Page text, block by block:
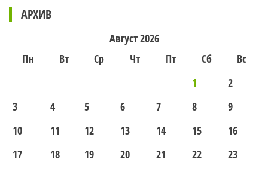
АРХИВ
Август 2026
Пн
Вт Ср Чт Пт Сб
Вс
1
2
3
4 5 6 7 8
9
10
11 12 13 14 15
16
17
18 19 20 21 22
23